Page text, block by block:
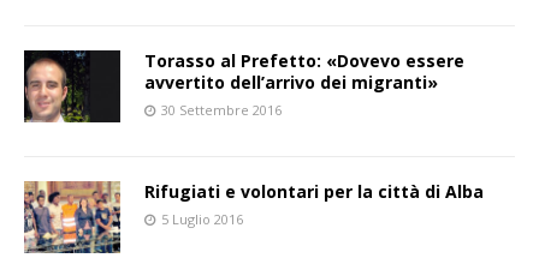
Torasso al Prefetto: «Dovevo essere
avvertito dell’arrivo dei migranti»
30 Settembre 2016
Rifugiati e volontari per la città di Alba
5 Luglio 2016